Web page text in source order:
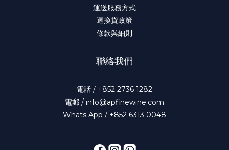
運送服務方式
退換貨政策
條款與細則
聯絡我們
電話 / +852 2736 1282
電郵 / info@apfinewine.com
Whats App / +852 6313 0048